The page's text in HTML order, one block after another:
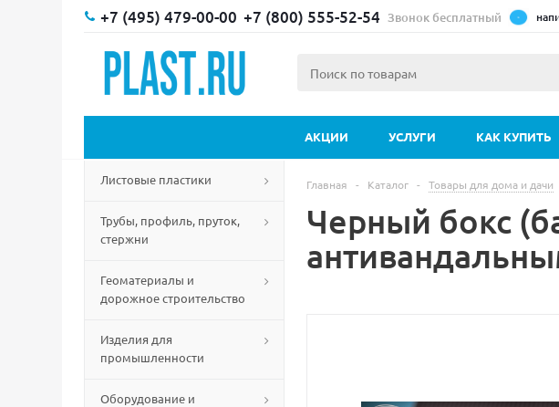
+7 (495) 479-00-00 +7 (800) 555-52-54 Звонок бесплатный
АКЦИИ УСЛУГИ КАК КУПИТЬ
Листовые пластики
Трубы, профиль, пруток,
стержни
Геоматериалы и
дорожное строительство
Изделия для
промышленности
Оборудование и
Главная - Каталог - Товары для дома и дачи
Черный бокс